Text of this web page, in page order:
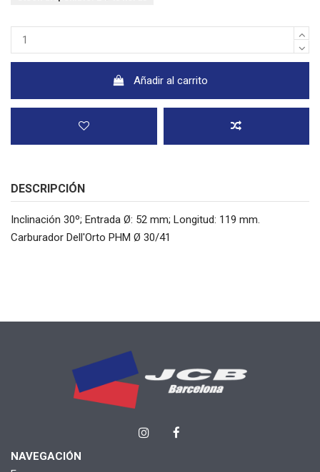
Añadir al carrito
DESCRIPCIÓN
Inclinación 30º; Entrada Ø: 52 mm; Longitud: 119 mm.
Carburador Dell'Orto PHM Ø 30/41
NAVEGACIÓN